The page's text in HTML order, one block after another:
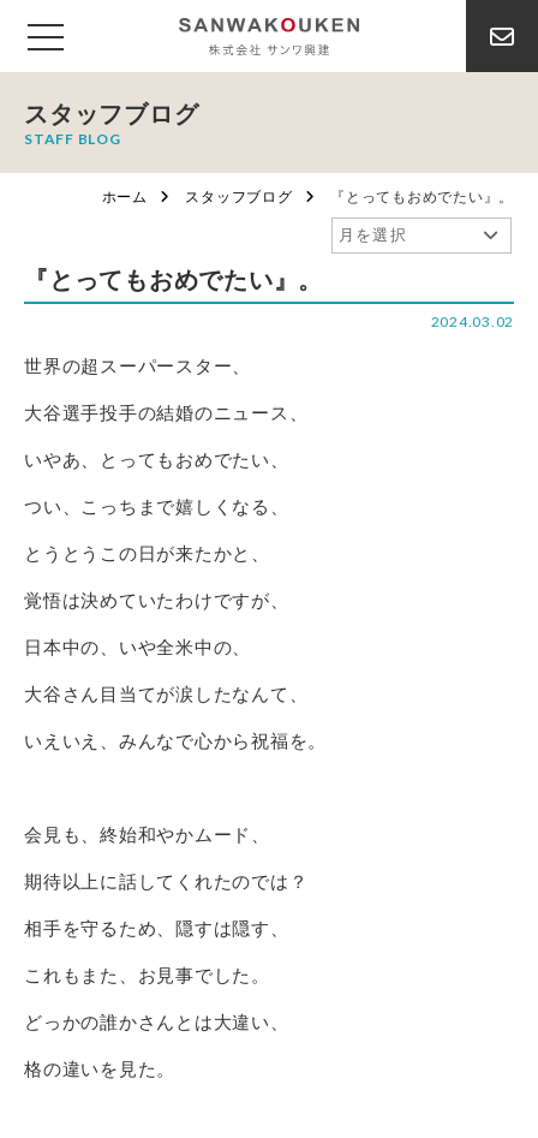
スタッフブログ
STAFF BLOG
ホーム スタッフブログ 『とってもおめでたい』。
『とってもおめでたい』。
2024.03.02
世界の超スーパースター、
大谷選手投手の結婚のニュース、
いやあ、とってもおめでたい、
つい、こっちまで嬉しくなる、
とうとうこの日が来たかと、
覚悟は決めていたわけですが、
日本中の、いや全米中の、
大谷さん目当てが涙したなんて、
いえいえ、みんなで心から祝福を。
会見も、終始和やかムード、
期待以上に話してくれたのでは？
相手を守るため、隠すは隠す、
これもまた、お見事でした。
どっかの誰かさんとは大違い、
格の違いを見た。